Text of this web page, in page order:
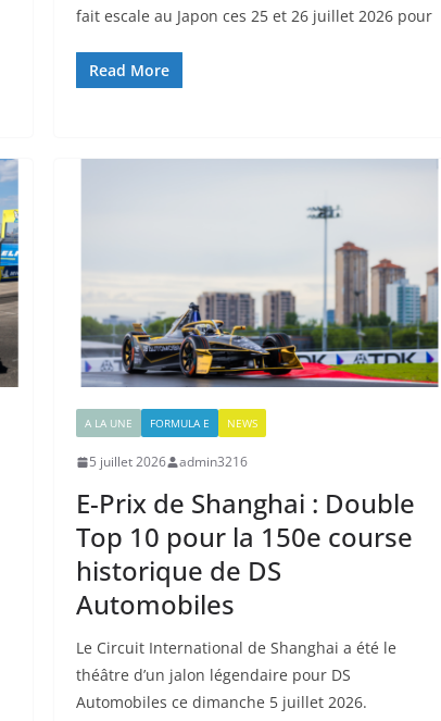
fait escale au Japon ces 25 et 26 juillet 2026 pour
Read More
A LA UNE FORMULA E NEWS
5 juillet 2026 admin3216
E-Prix de Shanghai : Double
Top 10 pour la 150e course
historique de DS
Automobiles
Le Circuit International de Shanghai a été le
théâtre d’un jalon légendaire pour DS
Automobiles ce dimanche 5 juillet 2026.